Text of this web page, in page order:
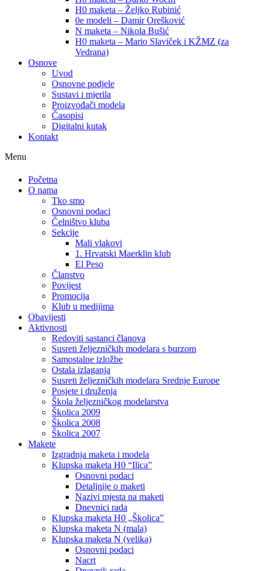
H0 maketa – Željko Rubinić
0e modeli – Damir Orešković
N maketa – Nikola Bušić
H0 maketa – Mario Slaviček i KŽMZ (za
Vedrana)
Osnove
Uvod
Osnovne podjele
Sustavi i mjerila
Proizvođači modela
Časopisi
Digitalni kutak
Kontakt
Menu
Početna
O nama
Tko smo
Osnovni podaci
Čelništvo kluba
Sekcije
Mali vlakovi
1. Hrvatski Maerklin klub
El Peso
Članstvo
Povijest
Promocija
Klub u medijima
Obavijesti
Aktivnosti
Redoviti sastanci članova
Susreti željezničkih modelara s burzom
Samostalne izložbe
Ostala izlaganja
Susreti željezničkih modelara Srednje Europe
Posjete i druženja
Škola željezničkog modelarstva
Školica 2009
Školica 2008
Školica 2007
Makete
Izgradnja maketa i modela
Klupska maketa H0 “Ilica”
Osnovni podaci
Detaljnije o maketi
Nazivi mjesta na maketi
Dnevnici rada
Klupska maketa H0 „Školica”
Klupska maketa N (mala)
Klupska maketa N (velika)
Osnovni podaci
Nacrt